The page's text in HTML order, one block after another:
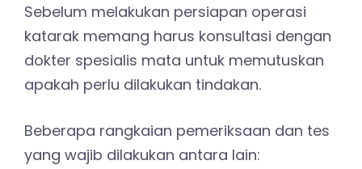
Sebelum melakukan persiapan operasi
katarak memang harus konsultasi dengan
dokter spesialis mata untuk memutuskan
apakah perlu dilakukan tindakan.
Beberapa rangkaian pemeriksaan dan tes
yang wajib dilakukan antara lain: